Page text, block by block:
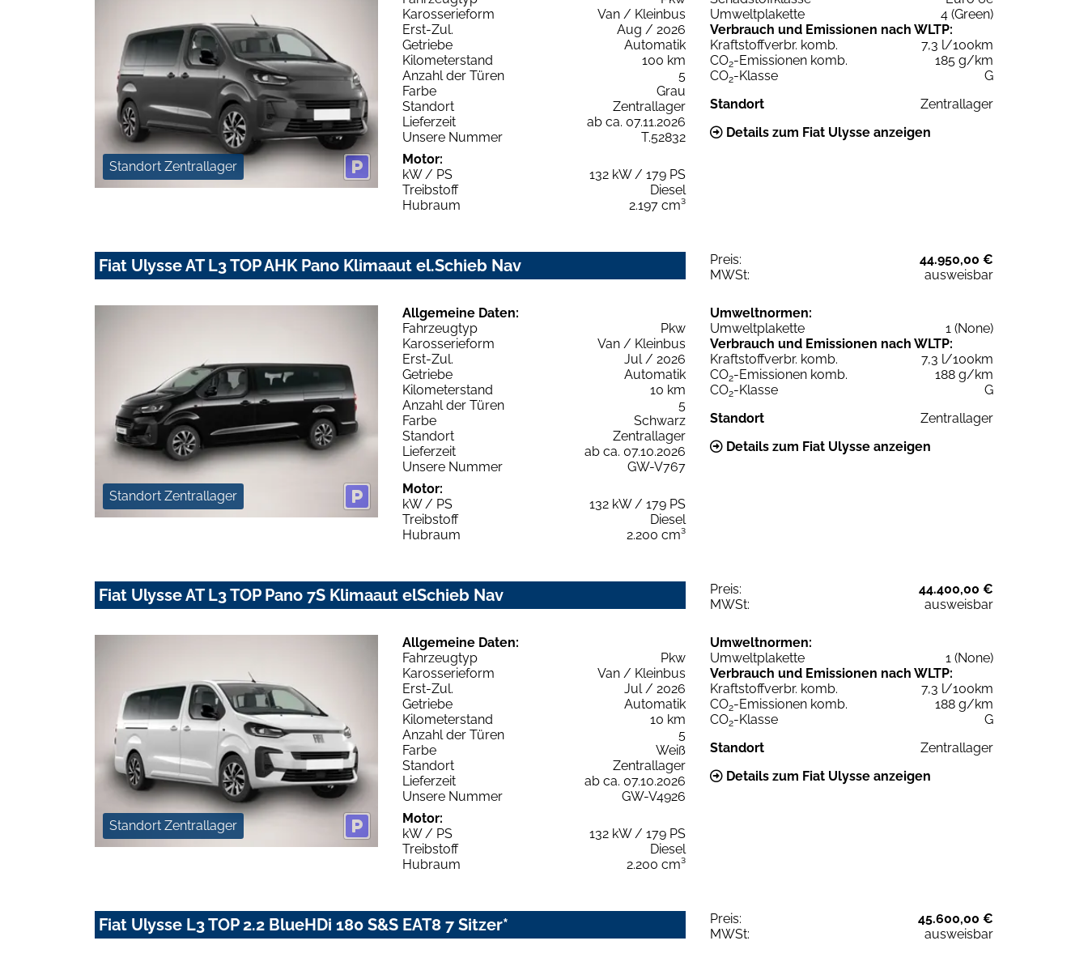
Standort Zentrallager
Karosserieform
Van / Kleinbus
Erst-Zul.
Aug / 2026
Getriebe
Automatik
Kilometerstand
100 km
Anzahl der Türen
5
Farbe
Grau
Standort
Zentrallager
Lieferzeit
ab ca. 07.11.2026
Unsere Nummer
T.52832
Motor:
kW / PS
132 kW / 179 PS
Treibstoff
Diesel
Hubraum
2.197 cm³
Umweltplakette
4 (Green)
Verbrauch und Emissionen nach WLTP:
Kraftstoffverbr. komb.
7,3 l/100km
CO2-Emissionen komb.
185 g/km
CO2-Klasse
G
Standort
Zentrallager
Details zum Fiat Ulysse anzeigen
Fiat Ulysse AT L3 TOP AHK Pano Klimaaut el.Schieb Nav Preis:
44.950,00 €
MWSt:
ausweisbar
Standort Zentrallager
Allgemeine Daten:
Fahrzeugtyp
Pkw
Karosserieform
Van / Kleinbus
Erst-Zul.
Jul / 2026
Getriebe
Automatik
Kilometerstand
10 km
Anzahl der Türen
5
Farbe
Schwarz
Standort
Zentrallager
Lieferzeit
ab ca. 07.10.2026
Unsere Nummer
GW-V767
Motor:
kW / PS
132 kW / 179 PS
Treibstoff
Diesel
Hubraum
2.200 cm³
Umweltnormen:
Umweltplakette
1 (None)
Verbrauch und Emissionen nach WLTP:
Kraftstoffverbr. komb.
7,3 l/100km
CO2-Emissionen komb.
188 g/km
CO2-Klasse
G
Standort
Zentrallager
Details zum Fiat Ulysse anzeigen
Fiat Ulysse AT L3 TOP Pano 7S Klimaaut elSchieb Nav Preis:
44.400,00 €
MWSt:
ausweisbar
Standort Zentrallager
Allgemeine Daten:
Fahrzeugtyp
Pkw
Karosserieform
Van / Kleinbus
Erst-Zul.
Jul / 2026
Getriebe
Automatik
Kilometerstand
10 km
Anzahl der Türen
5
Farbe
Weiß
Standort
Zentrallager
Lieferzeit
ab ca. 07.10.2026
Unsere Nummer
GW-V4926
Motor:
kW / PS
132 kW / 179 PS
Treibstoff
Diesel
Hubraum
2.200 cm³
Umweltnormen:
Umweltplakette
1 (None)
Verbrauch und Emissionen nach WLTP:
Kraftstoffverbr. komb.
7,3 l/100km
CO2-Emissionen komb.
188 g/km
CO2-Klasse
G
Standort
Zentrallager
Details zum Fiat Ulysse anzeigen
Fiat Ulysse L3 TOP 2.2 BlueHDi 180 S&S EAT8 7 Sitzer* Preis:
45.600,00 €
MWSt:
ausweisbar